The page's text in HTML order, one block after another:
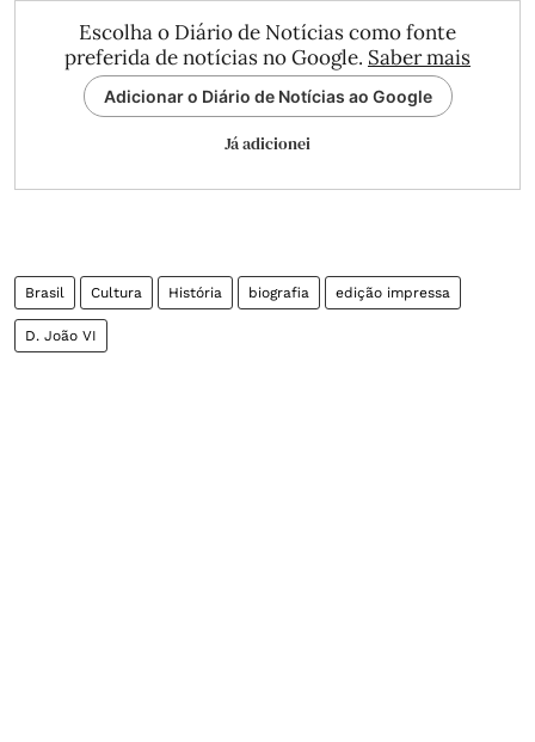
Escolha o Diário de Notícias como fonte
preferida de notícias no Google. Saber mais
Adicionar o Diário de Notícias ao Google
Já adicionei
Brasil Cultura História biografia edição impressa
D. João VI